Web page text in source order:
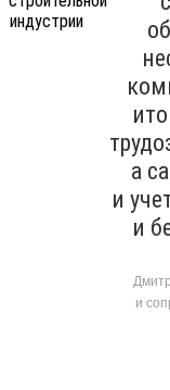
а
и
и
и